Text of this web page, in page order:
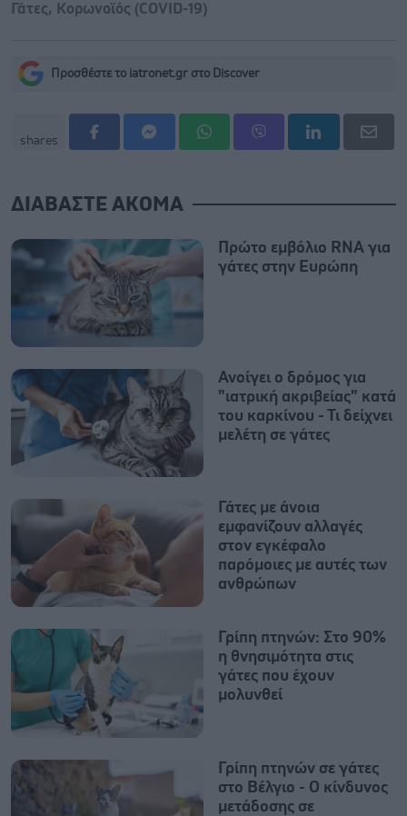
Γάτες, Κορωνοϊός (COVID-19)
Προσθέστε το iatronet.gr στο Discover
shares
ΔΙΑΒΑΣΤΕ ΑΚΟΜΑ
Πρώτο εμβόλιο RNA για
γάτες στην Ευρώπη
Ανοίγει ο δρόμος για
"ιατρική ακριβείας" κατά
του καρκίνου - Τι δείχνει
μελέτη σε γάτες
Γάτες με άνοια
εμφανίζουν αλλαγές
στον εγκέφαλο
παρόμοιες με αυτές των
ανθρώπων
Γρίπη πτηνών: Στο 90%
η θνησιμότητα στις
γάτες που έχουν
μολυνθεί
Γρίπη πτηνών σε γάτες
στο Βέλγιο - Ο κίνδυνος
μετάδοσης σε